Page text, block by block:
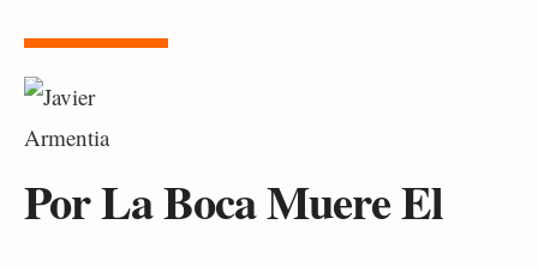
Por La Boca Muere El